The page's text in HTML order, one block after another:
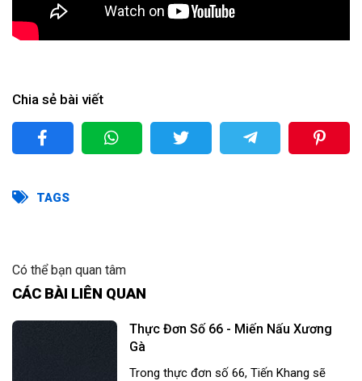
Chia sẻ bài viết
TAGS
Có thể bạn quan tâm
CÁC BÀI LIÊN QUAN
Thực Đơn Số 66 - Miến Nấu Xương
Gà
Trong thực đơn số 66, Tiến Khang sẽ